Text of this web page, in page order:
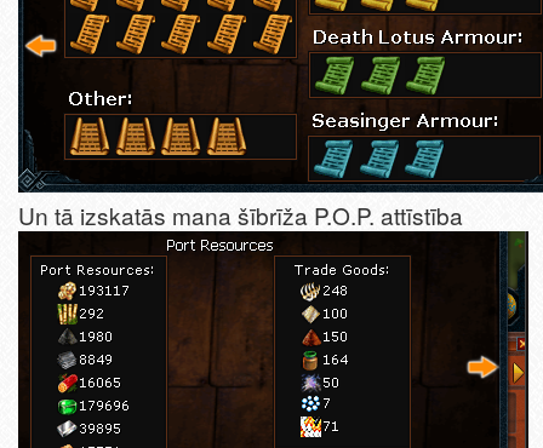
Un tā izskatās mana šībrīža P.O.P. attīstība